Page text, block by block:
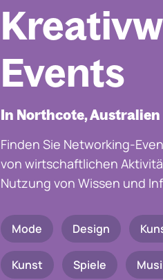
Events
In Northcote, Australien
Finden Sie Networking-
von wirtschaftlichen
Nutzung von Wissen und
Mode Design
Kunst Spiele